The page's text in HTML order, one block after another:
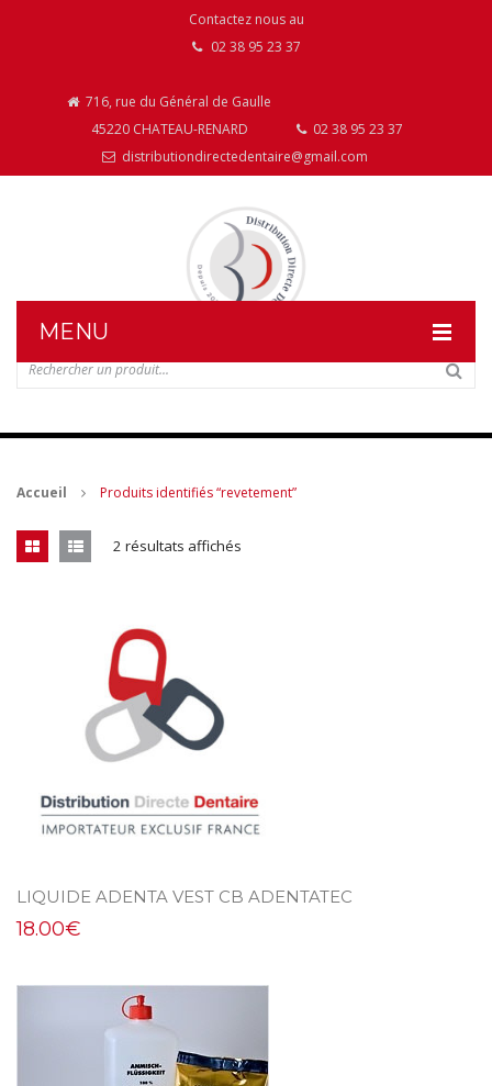
Contactez nous au
02 38 95 23 37
716, rue du Général de Gaulle
45220 CHATEAU-RENARD
02 38 95 23 37
distributiondirectedentaire@gmail.com
MENU
NOS PRODUITS
MES ACHATS
Mon compte
Accueil Produits identifiés “revetement”
2 résultats affichés
LIQUIDE ADENTA VEST CB ADENTATEC
18.00€